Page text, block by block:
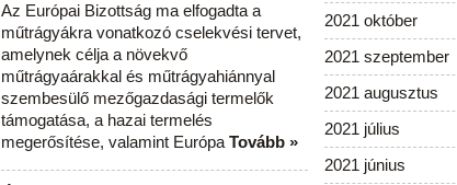
Az Európai Bizottság ma elfogadta a
műtrágyákra vonatkozó cselekvési tervet,
amelynek célja a növekvő
műtrágyaárakkal és műtrágyahiánnyal
szembesülő mezőgazdasági termelők
támogatása, a hazai termelés
megerősítése, valamint Európa Tovább »
2021 október
2021 szeptember
2021 augusztus
2021 július
2021 június